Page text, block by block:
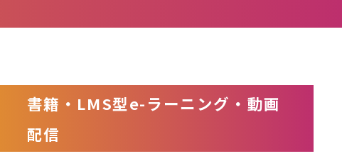
書籍・LMS型e-ラーニング・動画
配信